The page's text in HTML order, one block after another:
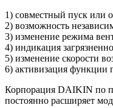
1) совместный пуск или
2) возможность
3) изменение режима
4) индикация
5) изменение скорости
6) активизация функции
Корпорация DAIKIN по
постоянно расширяет